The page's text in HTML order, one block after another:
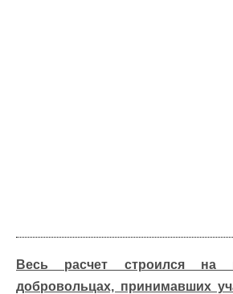
Весь расчет строился на
добровольцах, принимавших